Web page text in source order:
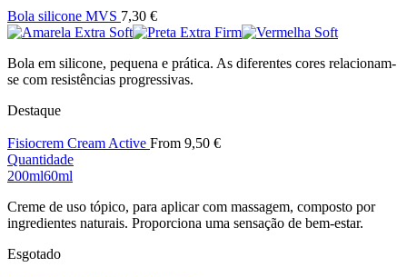
Bola silicone MVS 7,30 €
Bola em silicone, pequena e prática. As diferentes cores relacionam-
se com resistências progressivas.
Destaque
Fisiocrem Cream Active From 9,50 €
Quantidade
200ml60ml
Creme de uso tópico, para aplicar com massagem, composto por
ingredientes naturais. Proporciona uma sensação de bem-estar.
Esgotado